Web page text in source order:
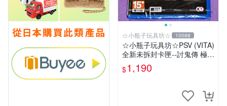
☆小瓶子玩具坊☆ 10088
☆小瓶子玩具坊☆PSV (VITA)
全新未拆封卡匣--討鬼傳 極
中文版
$1,190